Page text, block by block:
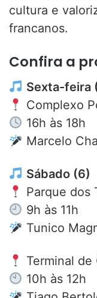
cultura e
francanos.
Confira a
Sexta-feira
Complexo
16h às 18h
Marcelo
Sábado (6)
Parque dos
9h às 11h
Tunico
Terminal de
10h às 12h